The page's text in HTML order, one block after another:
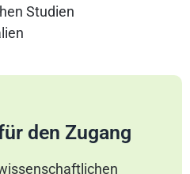
Studien
den Zugang